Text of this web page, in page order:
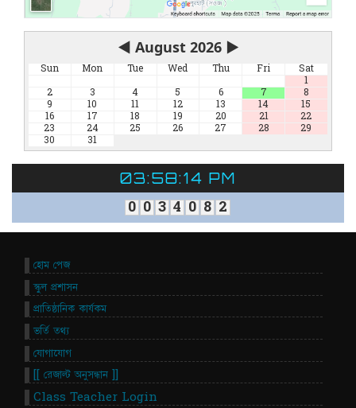
◀ August 2026 ▶
Sun Mon Tue Wed Thu Fri
Sat
1
2
3 4 5 6 7
8
9
10 11 12 13 14
15
16
17 18 19 20 21
22
23
24 25 26 27 28
29
30
31
03:58:14 PM
0 0 3 4 0 8 2
হোম পেজ
স্কুল প্রশাসন
প্রাতিষ্ঠানিক কার্যকম
ভর্তি তথ্য
যোগাযোগ
[[ রেজাল্ট অনুসন্ধান ]]
Class Teacher Login